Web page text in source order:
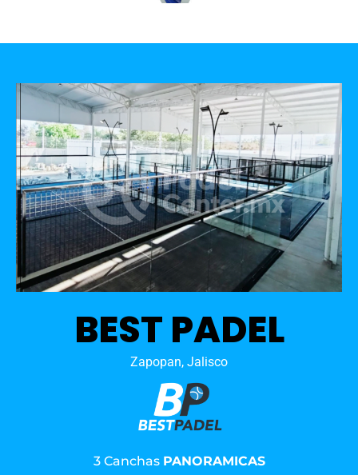
BEST PADEL
Zapopan, Jalisco
3 Canchas PANORAMICAS